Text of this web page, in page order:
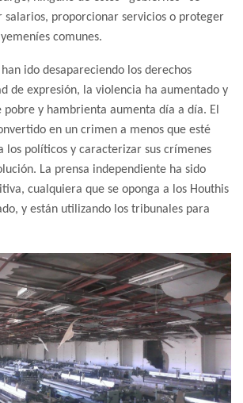
salarios, proporcionar servicios o proteger
comunes.
ido desapareciendo los derechos
de expresión, la violencia ha aumentado y
y hambrienta aumenta día a día. El
en un crimen a menos que esté
los políticos y caracterizar sus crímenes
La prensa independiente ha sido
cualquiera que se oponga a los Houthis
y están utilizando los tribunales para